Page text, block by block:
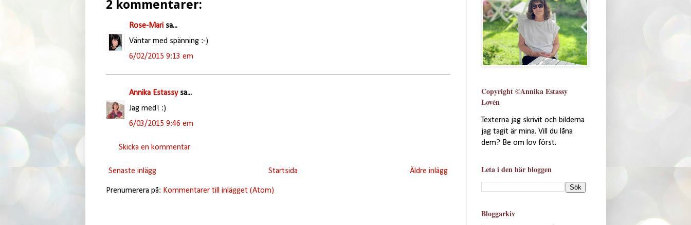
2 kommentarer:
Rose-Marisa...
Väntar med spänning :-)
6/02/2015 9:13 em
Annika Estassysa...
Jag med! :)
6/03/2015 9:46 em
Skicka en kommentar
Senaste inlägg Äldre inlägg
Startsida
Prenumerera på: Kommentarer till inlägget (Atom)
Copyright ©Annika Estassy
Lovén
Texterna jag skrivit och bilderna
jag tagit är mina. Vill du låna
dem? Be om lov först.
Leta i den här bloggen
Bloggarkiv